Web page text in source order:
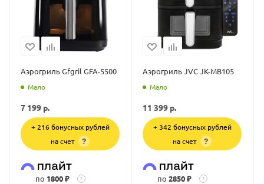
Аэрогриль Gfgril GFA-5500
Мало
7 199 р.
+ 216 бонусных рублей
на счет
?
по 1800 ₽ ?
Аэрогриль JVC JK-MB105
Мало
11 399 р.
+ 342 бонусных рублей
на счет
?
по 2850 ₽ ?